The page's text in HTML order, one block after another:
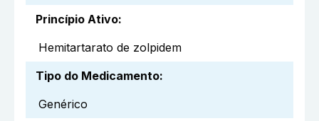
Princípio Ativo:
Hemitartarato de zolpidem
Tipo do Medicamento:
Genérico